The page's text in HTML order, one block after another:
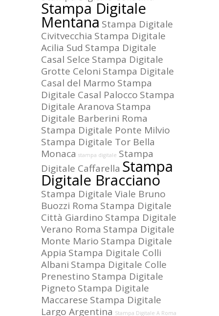
Stampa Digitale
Mentana Stampa Digitale
Civitvecchia Stampa Digitale
Acilia Sud Stampa Digitale
Casal Selce Stampa Digitale
Grotte Celoni Stampa Digitale
Casal del Marmo Stampa
Digitale Casal Palocco Stampa
Digitale Aranova Stampa
Digitale Barberini Roma
Stampa Digitale Ponte Milvio
Stampa Digitale Tor Bella
Monaca stampa digitale Stampa
Digitale Caffarella Stampa
Digitale Bracciano
Stampa Digitale Viale Bruno
Buozzi Roma Stampa Digitale
Città Giardino Stampa Digitale
Verano Roma Stampa Digitale
Monte Mario Stampa Digitale
Appia Stampa Digitale Colli
Albani Stampa Digitale Colle
Prenestino Stampa Digitale
Pigneto Stampa Digitale
Maccarese Stampa Digitale
Largo Argentina Stampa Digitale A Roma